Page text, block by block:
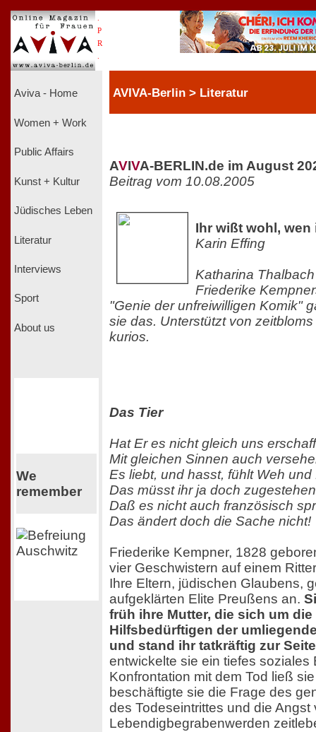
P
R
Aviva - Home
Women + Work
Public Affairs
Kunst + Kultur
Jüdisches Leben
Literatur
Interviews
Sport
About us
We
remember
AVIVA-Berlin > Literatur
AVIVA-BERLIN.de im August
Beitrag vom 10.08.2005
Ihr wißt wohl, wen
Karin Effing
Katharina
Friederike
"Genie der unfreiwilligen Komik"
sie das. Unterstützt von
kurios.
Das Tier
Hat Er es nicht gleich uns
Mit gleichen Sinnen auch
Es liebt, und hasst, fühlt Weh und
Das müsst ihr ja doch
Daß es nicht auch französisch
Das ändert doch die Sache nicht!
Friederike Kempner, 1828
vier Geschwistern auf einem
Ihre Eltern, jüdischen Glaubens,
aufgeklärten Elite Preußens an.
früh ihre Mutter, die sich um
Hilfsbedürftigen der
und stand ihr tatkräftig zur
entwickelte sie ein tiefes soziales
Konfrontation mit dem Tod ließ
beschäftigte sie die Frage des
des Todeseintrittes und die Angst
Lebendigbegrabenwerden